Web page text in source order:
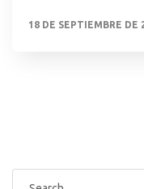
18 DE SEPTIEMBRE DE